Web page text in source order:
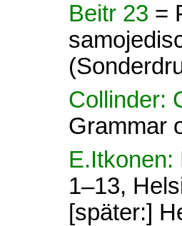
Beitr 23 =
Collinder:
Grammar
E.Itkonen:
1–13,
[später:]